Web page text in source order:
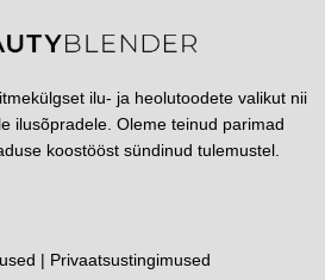
ilu- ja heolutoodete valikut nii
ilusõpradele. Oleme teinud parimad
koostööst sündinud tulemustel.
| Privaatsustingimused